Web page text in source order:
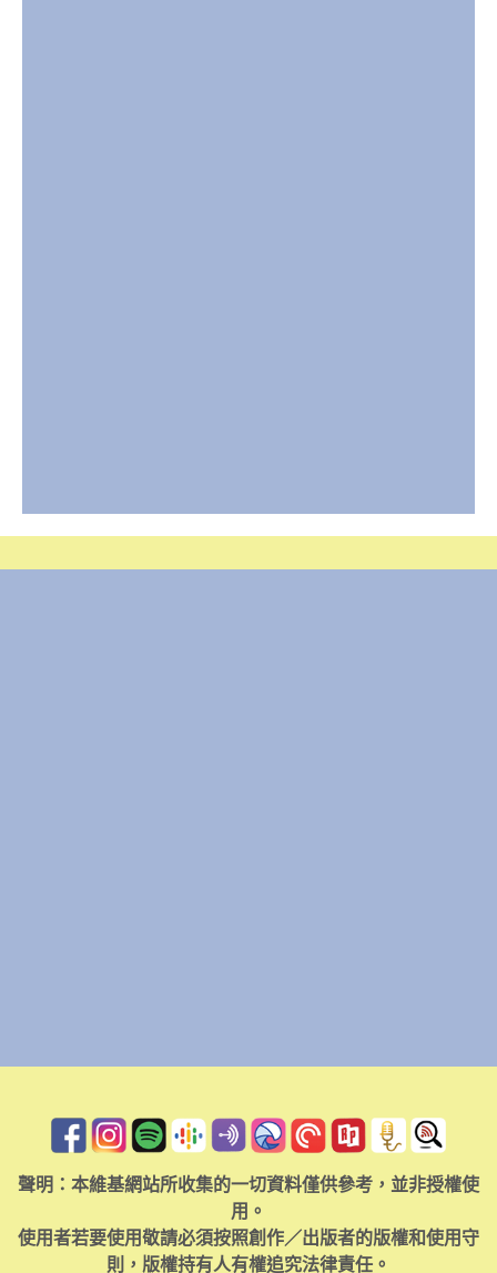
聲明：本維基網站所收集的一切資料僅供參考，並非授權使
用。
使用者若要使用敬請必須按照創作／出版者的版權和使用守
則，版權持有人有權追究法律責任。